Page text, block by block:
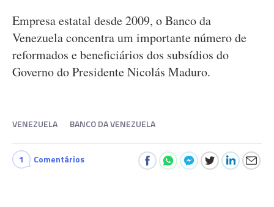
Empresa estatal desde 2009, o Banco da
Venezuela concentra um importante número de
reformados e beneficiários dos subsídios do
Governo do Presidente Nicolás Maduro.
VENEZUELA BANCO DA VENEZUELA
1 Comentários